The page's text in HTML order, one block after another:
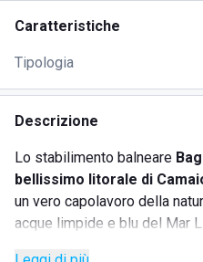
Caratteristiche
Tipologia
Descrizione
Lo stabilimento balneare
bellissimo litorale di
un vero capolavoro della
acque limpide e blu del Mar